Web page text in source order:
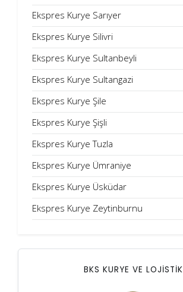
Ekspres Kurye Sarıyer
Ekspres Kurye Silivri
Ekspres Kurye Sultanbeyli
Ekspres Kurye Sultangazi
Ekspres Kurye Şile
Ekspres Kurye Şişli
Ekspres Kurye Tuzla
Ekspres Kurye Ümraniye
Ekspres Kurye Üsküdar
Ekspres Kurye Zeytinburnu
BKS KURYE VE LOJİSTİK